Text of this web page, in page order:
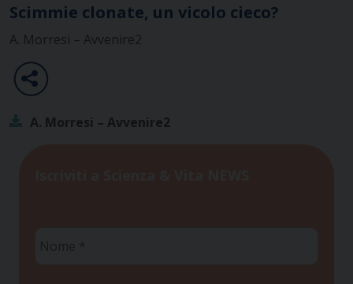
Scimmie clonate, un vicolo cieco?
A. Morresi – Avvenire2
A. Morresi – Avvenire2